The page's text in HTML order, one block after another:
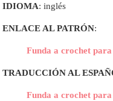
IDIOMA: inglés
ENLACE AL PATRÓN:
Funda a crochet
TRADUCCIÓN AL
Funda a crochet